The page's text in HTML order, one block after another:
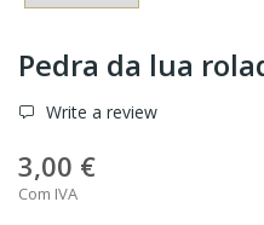
Pedra da lua
Write a review
3,00 €
Com IVA